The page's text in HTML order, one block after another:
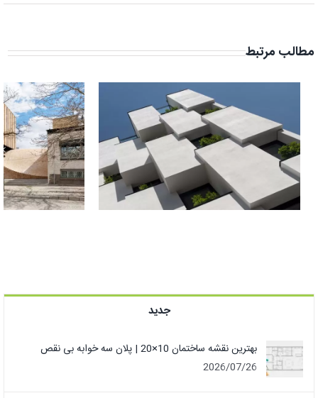
مطالب مرتبط
طراحی ساختمان
جدید
بهترین نقشه ساختمان 10×20 | پلان سه خوابه بی نقص
2026/07/26